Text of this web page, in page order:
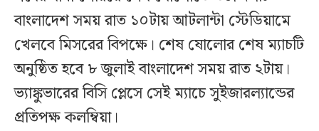
বাংলাদেশ সময় রাত ১০টায় আটলান্টা স্টেডিয়ামে
খেলবে মিসরের বিপক্ষে। শেষ ষোলোর শেষ ম্যাচটি
অনুষ্ঠিত হবে ৮ জুলাই বাংলাদেশ সময় রাত ২টায়।
ভ্যাঙ্কুভারের বিসি প্লেসে সেই ম্যাচে সুইজারল্যান্ডের
প্রতিপক্ষ কলম্বিয়া।